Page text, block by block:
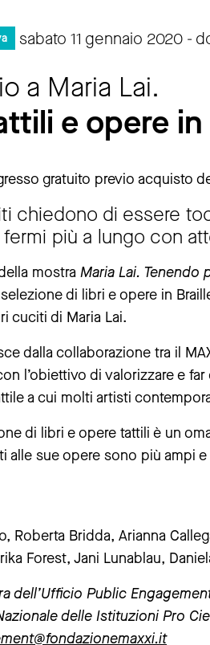
sabato 11 gennaio 2020 -
a Maria Lai.
e opere
gratuito previo acquisto
chiedono di essere
più a lungo con
mostra Maria Lai. Tenendo
di libri e opere in
cuciti di Maria Lai.
dalla collaborazione tra il
l’obiettivo di valorizzare e
a cui molti artisti
di libri e opere tattili è un
alle sue opere sono più ampi
Roberta Bridda, Arianna
Forest, Jani Lunablau,
dell’Ufficio Public
delle Istituzioni Pro